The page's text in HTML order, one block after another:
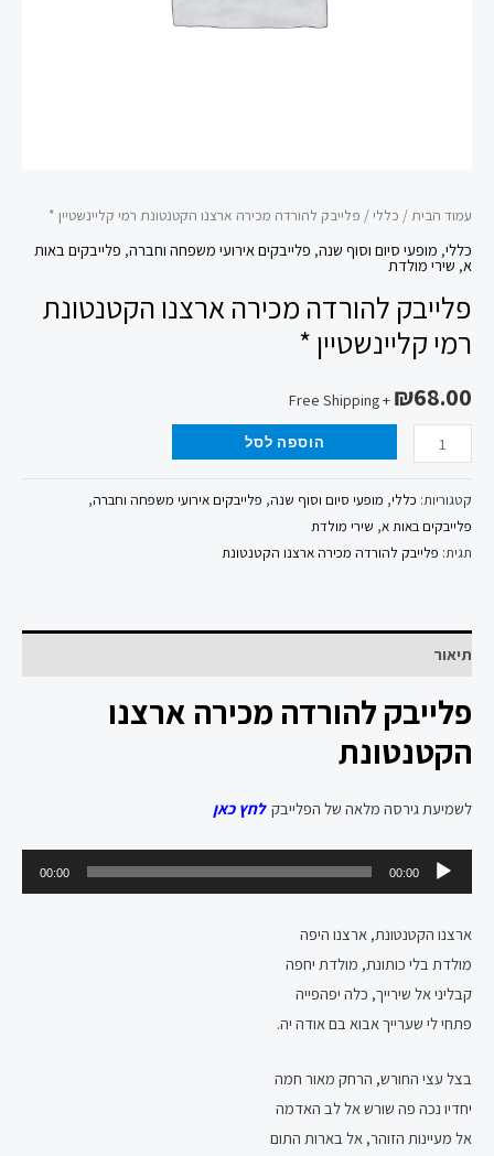
עמוד הבית/ כללי/ פלייבק להורדה מכירה ארצנו הקטנטונת רמי קליינשטיין *
כללי, מופעי סיום וסוף שנה, פלייבקים אירועי משפחה וחברה, פלייבקים באות
א, שירי מולדת
פלייבק להורדה מכירה ארצנו הקטנטונת
רמי קליינשטיין *
₪68.00
+ Free Shipping
הוספה לסל
קטגוריות: כללי, מופעי סיום וסוף שנה, פלייבקים אירועי משפחה וחברה,
פלייבקים באות א, שירי מולדת
תגית: פלייבק להורדה מכירה ארצנו הקטנטונת
תיאור
פלייבק להורדה מכירה ארצנו
הקטנטונת
לשמיעת גירסה מלאה של הפלייבק לחץ כאן
אודיו
00:00
00:00
ארצנו הקטנטונת, ארצנו היפה
מולדת בלי כותונת, מולדת יחפה
קבליני אל שירייך, כלה יפהפייה
פתחי לי שערייך אבוא בם אודה יה.
בצל עצי החורש, הרחק מאור חמה
יחדיו נכה פה שורש אל לב האדמה
אל מעיינות הזוהר, אל בארות התום